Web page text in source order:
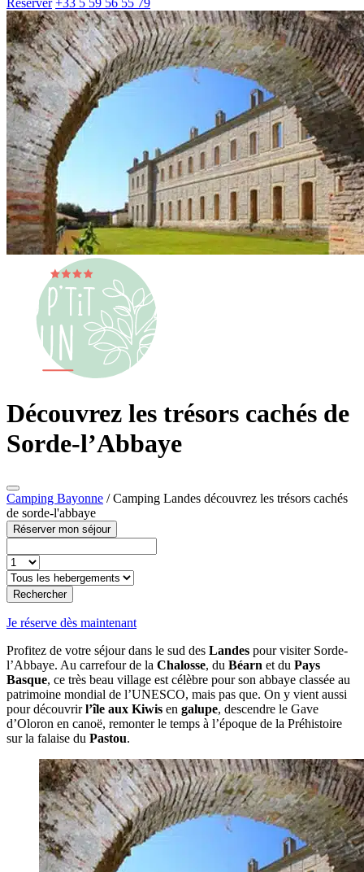
Réserver +33 5 59 56 55 79
Découvrez les trésors cachés de
Sorde-l’Abbaye
Camping Bayonne /Camping Landes découvrez les trésors cachés
de sorde-l'abbaye
Réserver mon séjour
Rechercher
Je réserve dès maintenant
Profitez de votre séjour dans le sud des Landes pour visiter Sorde-
l’Abbaye. Au carrefour de la Chalosse, du Béarn et du Pays
Basque, ce très beau village est célèbre pour son abbaye classée au
patrimoine mondial de l’UNESCO, mais pas que. On y vient aussi
pour découvrirl’île aux Kiwis en galupe, descendre le Gave
d’Oloron en canoë, remonter le temps à l’époque de la Préhistoire
sur la falaise du Pastou.